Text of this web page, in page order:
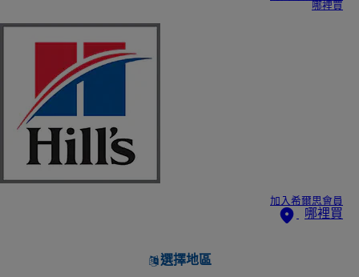
哪裡買
加入希爾思會員
哪裡買
選擇地區